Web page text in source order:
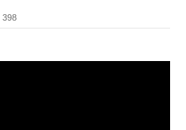
398